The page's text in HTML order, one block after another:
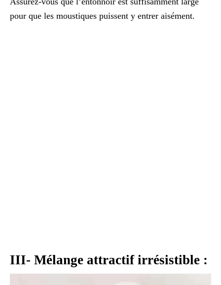
pour que les moustiques puissent y entrer aisément.
III- Mélange attractif irrésistible :